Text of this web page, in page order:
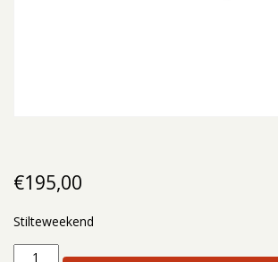
€195,00
Stilteweekend
Stilteweekend: